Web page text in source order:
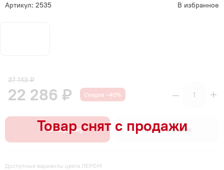
Артикул: 2535 В избранное
Доступные варианты цвета ЛЕРОМ
37 143 ₽
22 286 ₽ Скидка –40% – +
В корзину Купить в 1 клик